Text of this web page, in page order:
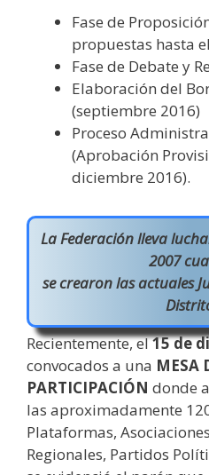
Fase de
propuestas hasta
Fase de Debate y
Elaboración del
(septiembre 2016)
Proceso
(Aprobación
diciembre 2016).
La Federación lleva
2007
se crearon las actuales
Recientemente, el15 de
convocados a una MESA
PARTICIPACIÓN donde
las aproximadamente
Plataformas,
Regionales, Partidos